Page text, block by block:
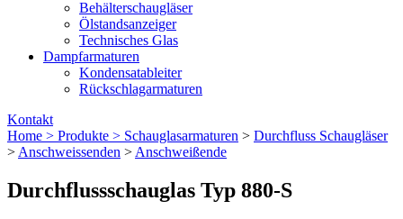
Behälterschaugläser
Ölstandsanzeiger
Technisches Glas
Dampfarmaturen
Kondensatableiter
Rückschlagarmaturen
Kontakt
Home > Produkte > Schauglas­armaturen > Durchfluss Schaugläser
> Anschweissenden > Anschweißende
Durchflussschauglas Typ 880-S